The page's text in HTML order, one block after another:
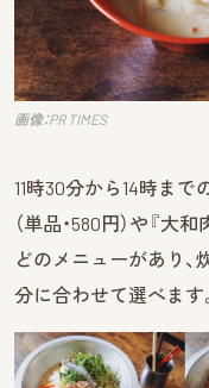
画像：PR TIMES
11時30分から14時まで
（単品・580円）や『大
どのメニューがあり
分に合わせて選べます